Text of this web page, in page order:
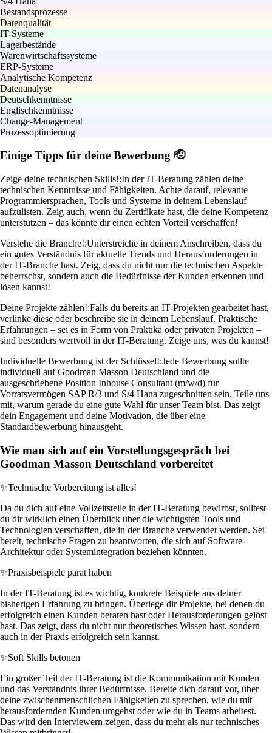
Bestandsprozesse
Datenqualität
IT-Systeme
Lagerbestände
Warenwirtschaftssysteme
ERP-Systeme
Analytische Kompetenz
Datenanalyse
Deutschkenntnisse
Englischkenntnisse
Change-Management
Prozessoptimierung
Einige Tipps für deine Bewerbung 🫡
Zeige deine technischen Skills!:In der IT-Beratung zählen deine
technischen Kenntnisse und Fähigkeiten. Achte darauf, relevante
Programmiersprachen, Tools und Systeme in deinem Lebenslauf
aufzulisten. Zeig auch, wenn du Zertifikate hast, die deine Kompetenz
unterstützen – das könnte dir einen echten Vorteil verschaffen!
Verstehe die Branche!:Unterstreiche in deinem Anschreiben, dass du
ein gutes Verständnis für aktuelle Trends und Herausforderungen in
der IT-Branche hast. Zeig, dass du nicht nur die technischen Aspekte
beherrschst, sondern auch die Bedürfnisse der Kunden erkennen und
lösen kannst!
Deine Projekte zählen!:Falls du bereits an IT-Projekten gearbeitet hast,
verlinke diese oder beschreibe sie in deinem Lebenslauf. Praktische
Erfahrungen – sei es in Form von Praktika oder privaten Projekten –
sind besonders wertvoll in der IT-Beratung. Zeige uns, was du kannst!
Individuelle Bewerbung ist der Schlüssel!:Jede Bewerbung sollte
individuell auf Goodman Masson Deutschland und die
ausgeschriebene Position Inhouse Consultant (m/w/d) für
Vorratsvermögen SAP R/3 und S/4 Hana zugeschnitten sein. Teile uns
mit, warum gerade du eine gute Wahl für unser Team bist. Das zeigt
dein Engagement und deine Motivation, die über eine
Standardbewerbung hinausgeht.
Wie man sich auf ein Vorstellungsgespräch bei
Goodman Masson Deutschland vorbereitet
✨Technische Vorbereitung ist alles!
Da du dich auf eine Vollzeitstelle in der IT-Beratung bewirbst, solltest
du dir wirklich einen Überblick über die wichtigsten Tools und
Technologien verschaffen, die in der Branche verwendet werden. Sei
bereit, technische Fragen zu beantworten, die sich auf Software-
Architektur oder Systemintegration beziehen könnten.
✨Praxisbeispiele parat haben
In der IT-Beratung ist es wichtig, konkrete Beispiele aus deiner
bisherigen Erfahrung zu bringen. Überlege dir Projekte, bei denen du
erfolgreich einen Kunden beraten hast oder Herausforderungen gelöst
hast. Das zeigt, dass du nicht nur theoretisches Wissen hast, sondern
auch in der Praxis erfolgreich sein kannst.
✨Soft Skills betonen
Ein großer Teil der IT-Beratung ist die Kommunikation mit Kunden
und das Verständnis ihrer Bedürfnisse. Bereite dich darauf vor, über
deine zwischenmenschlichen Fähigkeiten zu sprechen, wie du mit
herausfordernden Kunden umgehst oder wie du in Teams arbeitest.
Das wird den Interviewern zeigen, dass du mehr als nur technisches